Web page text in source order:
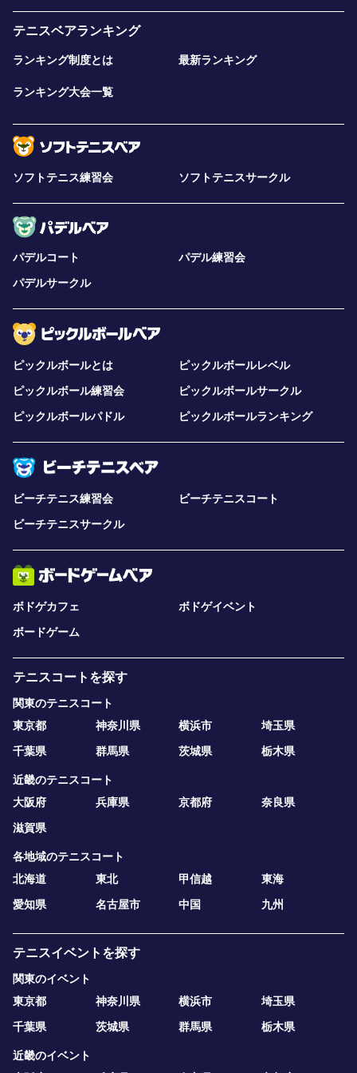
テニスベアランキング
ランキング制度とは 最新ランキング
ランキング大会一覧
ソフトテニス練習会 ソフトテニスサークル
パデルコート
パデル練習会
パデルサークル
ピックルボールとは
ピックルボールレベル
ピックルボール練習会
ピックルボールサークル
ピックルボールパドル
ピックルボールランキング
ビーチテニス練習会
ビーチテニスコート
ビーチテニスサークル
ボドゲカフェ
ボドゲイベント
ボードゲーム
テニスコートを探す
関東のテニスコート
東京都
神奈川県 横浜市
埼玉県
千葉県
群馬県 茨城県 栃木県
近畿のテニスコート
大阪府
兵庫県 京都府
奈良県
滋賀県
各地域のテニスコート
北海道
東北 甲信越
東海
愛知県
名古屋市 中国 九州
テニスイベントを探す
関東のイベント
東京都
神奈川県 横浜市
埼玉県
千葉県
茨城県 群馬県 栃木県
近畿のイベント